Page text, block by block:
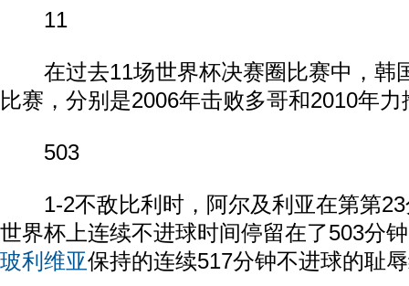
11
在过去11场世界杯决赛圈比赛中，韩
比赛，分别是2006年击败多哥和2010年力
503
1-2不敌比利时，阿尔及利亚在第第23
世界杯上连续不进球时间停留在了503分
玻利维亚保持的连续517分钟不进球的耻